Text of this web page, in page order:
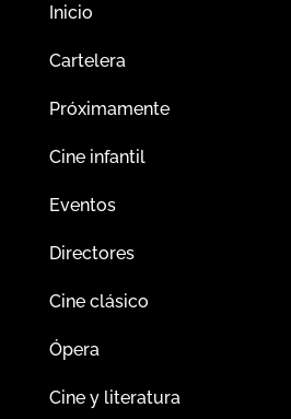
Inicio
Cartelera
Próximamente
Cine infantil
Eventos
Directores
Cine clásico
Ópera
Cine y literatura